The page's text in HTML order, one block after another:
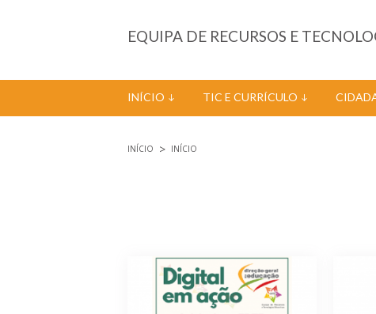
EQUIPA DE RECURSOS E
INÍCIO TIC E CURRÍCULO
INÍCIO INÍCIO
Páginas